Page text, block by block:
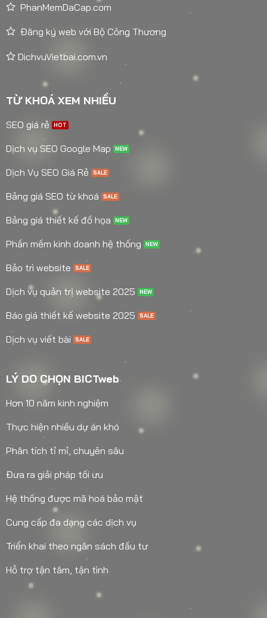
PhanMemDaCap.com
Đăng ký web với Bộ Công Thương
DichvuVietbai.com.vn
TỪ KHOÁ XEM NHIỀU
SEO giá rẻ
Dịch vụ SEO Google Map
Dịch Vụ SEO Giá Rẻ
Bảng giá SEO từ khoá
Bảng giá thiết kế đồ họa
Phần mềm kinh doanh hệ thống
Bảo trì website
Dịch vụ quản trị website 2025
Báo giá thiết kế website 2025
Dịch vụ viết bài
LÝ DO CHỌN BICTweb
Hơn 10 năm kinh nghiệm
Thực hiện nhiều dự án khó
Phân tích tỉ mỉ, chuyên sâu
Đưa ra giải pháp tối ưu
Hệ thống được mã hoá bảo mật
Cung cấp đa dạng các dịch vụ
Triển khai theo ngân sách đầu tư
Hỗ trợ tận tâm, tận tình